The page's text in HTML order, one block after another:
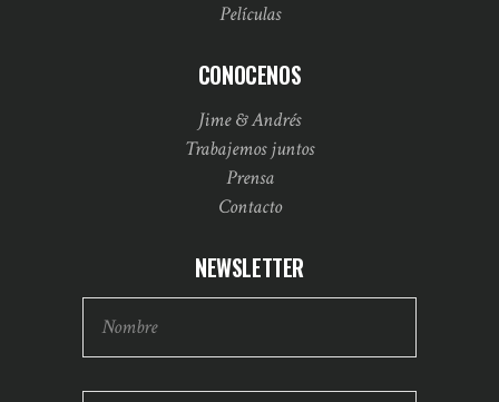
Películas
CONOCENOS
Jime & Andrés
Trabajemos juntos
Prensa
Contacto
NEWSLETTER